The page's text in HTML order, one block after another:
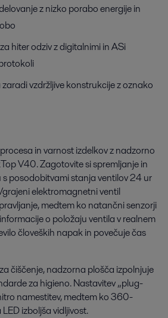
z nizko porabo energije in
hiter odziv z digitalnimi in ASi
vzdržljive konstrukcije z oznako
in varnost izdelkov z nadzorno
V40. Zagotovite si spremljanje in
s posodobitvami stanja ventilov 24 ur
elektromagnetni ventil
medtem ko natančni senzorji
o položaju ventila v realnem
človeških napak in povečuje čas
čiščenje, nadzorna plošča izpolnjuje
za higieno. Nastavitev „plug-
namestitev, medtem ko 360-
izboljša vidljivost.